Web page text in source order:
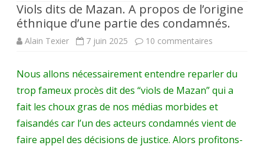
Viols dits de Mazan. A propos de l’origine
éthnique d’une partie des condamnés.
Alain Texier 7 juin 2025 10 commentaires
dits
de
Mazan.
A
Nous allons nécessairement entendre reparler du
trop fameux procès dit des “viols de Mazan” qui a
fait les choux gras de nos médias morbides et
faisandés car l’un des acteurs condamnés vient de
faire appel des décisions de justice. Alors profitons-